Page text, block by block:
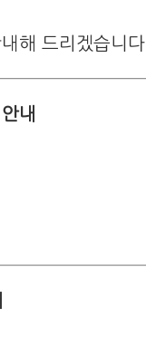
해 드리겠습니다.
내